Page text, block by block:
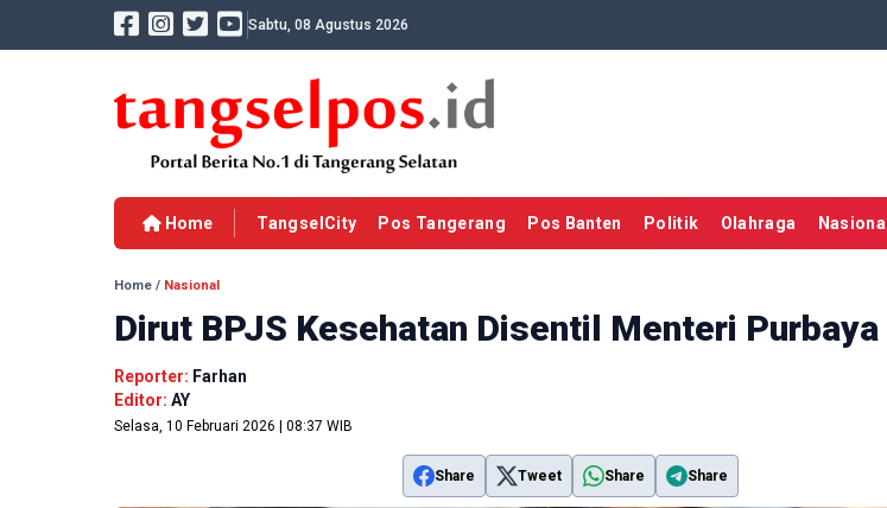
Sabtu, 08 Agustus 2026
Home TangselCity Pos Tangerang Pos Banten Politik Olahraga Nasional
Home / Nasional
Dirut BPJS Kesehatan Disentil Menteri Purbaya
Reporter: Farhan
Editor: AY
Selasa, 10 Februari 2026 | 08:37 WIB
Share Tweet Share Share